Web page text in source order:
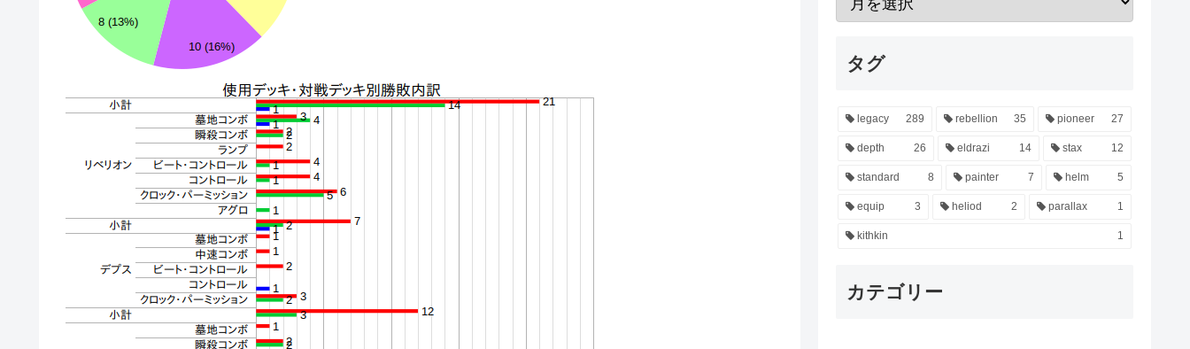
タグ
legacy 289 rebellion 35 pioneer 27
depth 26 eldrazi 14 stax 12
standard 8 painter 7 helm 5
equip 3 heliod 2 parallax 1
kithkin 1
カテゴリー